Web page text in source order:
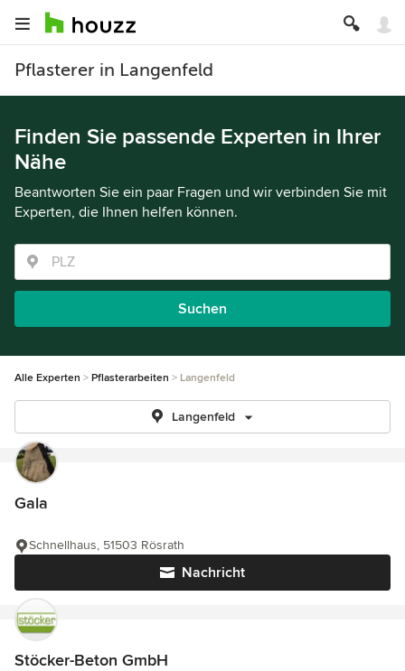
Pflasterer in Langenfeld
Finden Sie passende Experten in Ihrer
Nähe
Beantworten Sie ein paar Fragen und wir verbinden Sie mit
Experten, die Ihnen helfen können.
Suchen
Alle Experten Pflasterarbeiten Langenfeld
Langenfeld
Gala
Nachricht
Schnellhaus, 51503 Rösrath
Stöcker-Beton GmbH